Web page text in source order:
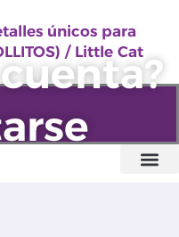
únicos para
/ Little Cat